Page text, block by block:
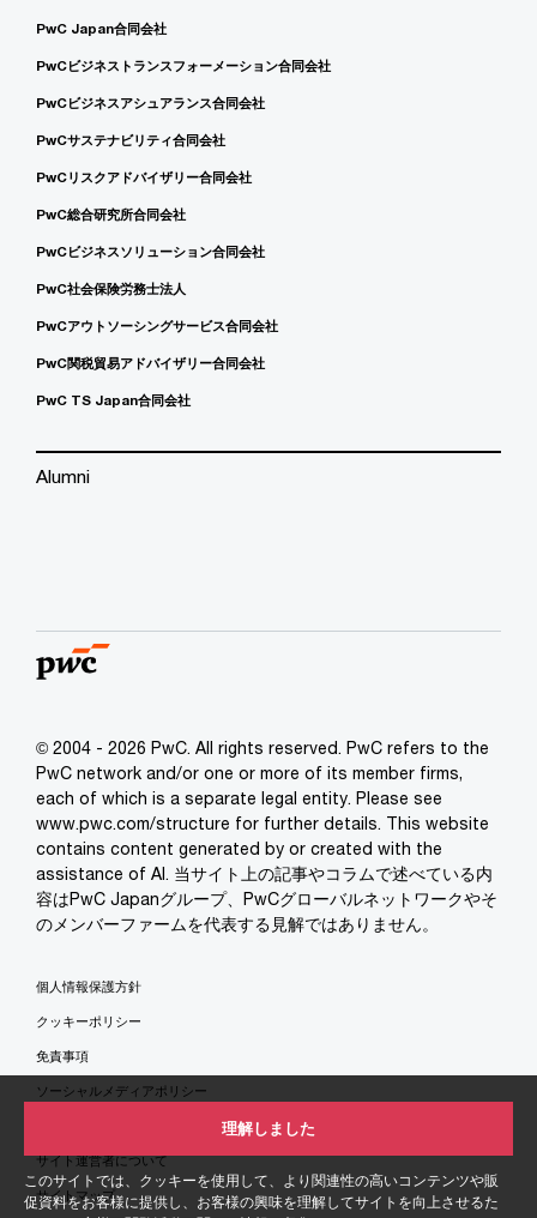
このサイトでは、クッキーを使用して、より関連性の高いコンテンツや販
促資料をお客様に提供し、お客様の興味を理解してサイトを向上させるた
理解しました
PwC Japan合同会社
PwCビジネストランスフォーメーション合同会社
PwCビジネスアシュアランス合同会社
PwCサステナビリティ合同会社
PwCリスクアドバイザリー合同会社
PwC総合研究所合同会社
PwCビジネスソリューション合同会社
PwC社会保険労務士法人
PwCアウトソーシングサービス合同会社
PwC関税貿易アドバイザリー合同会社
PwC TS Japan合同会社
Alumni
© 2004 - 2026 PwC. All rights reserved. PwC refers to the
PwC network and/or one or more of its member firms,
each of which is a separate legal entity. Please see
www.pwc.com/structure for further details. This website
contains content generated by or created with the
assistance of AI. 当サイト上の記事やコラムで述べている内
容はPwC Japanグループ、PwCグローバルネットワークやそ
のメンバーファームを代表する見解ではありません。
個人情報保護方針
クッキーポリシー
免責事項
ソーシャルメディアポリシー
サイト運営者について
サイトマップ